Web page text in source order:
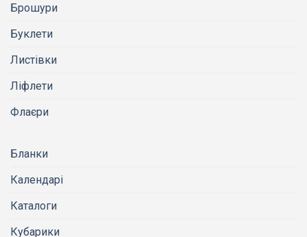
Брошури
Буклети
Листівки
Ліфлети
Флаєри
Бланки
Календарі
Каталоги
Кубарики